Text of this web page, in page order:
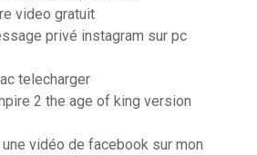
video gratuit
privé instagram sur pc
telecharger
2 the age of king version
vidéo de facebook sur mon